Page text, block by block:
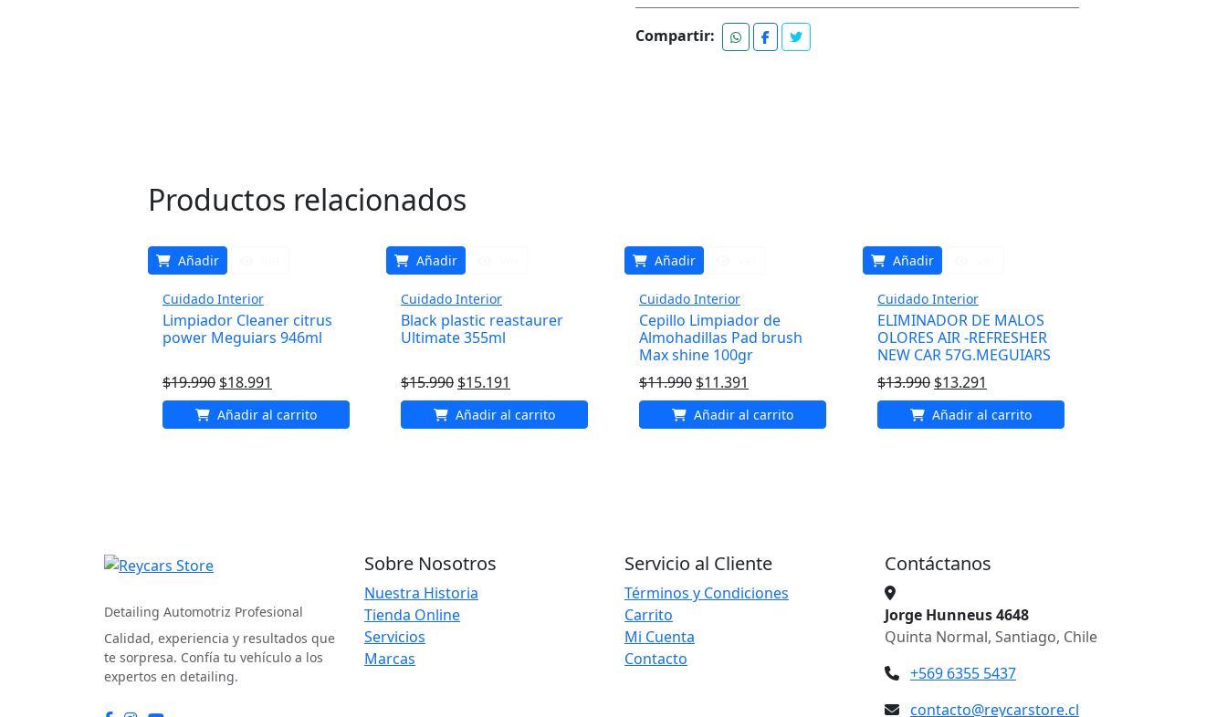
Compartir:
Productos relacionados
Añadir
Cuidado Interior
Limpiador Cleaner citrus
power Meguiars 946ml
$19.990 El
precio
original
$18.991
precio
actual
Añadir al carrito
Añadir
Cuidado Interior
Black plastic reastaurer
Ultimate 355ml
$15.990 El
precio
original
$15.191
precio
actual
Añadir al carrito
Añadir
Cuidado Interior
Cepillo Limpiador de
Almohadillas Pad brush
Max shine 100gr
$11.990 El
precio
original
$11.391
precio
actual
Añadir al carrito
Añadir
Cuidado Interior
ELIMINADOR DE MALOS
OLORES AIR -REFRESHER
NEW CAR 57G.MEGUIARS
$13.990 El
precio
original
$13.291
precio
actual
Añadir al carrito
Detailing Automotriz Profesional
Calidad, experiencia y resultados que
te sorpresa. Confía tu vehículo a los
expertos en detailing.
Sobre Nosotros
Nuestra Historia
Tienda Online
Servicios
Marcas
Servicio al Cliente
Términos y Condiciones
Carrito
Mi Cuenta
Contacto
Contáctanos
Jorge Hunneus 4648
Quinta Normal, Santiago, Chile
+569 6355 5437
contacto@reycarstore.cl